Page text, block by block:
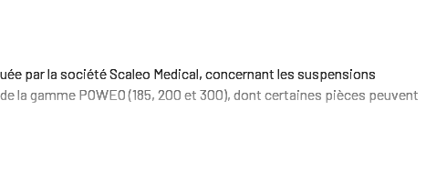
par la société Scaleo Medical, concernant les suspensions
la gamme POWEO (185, 200 et 300), dont certaines pièces peuvent